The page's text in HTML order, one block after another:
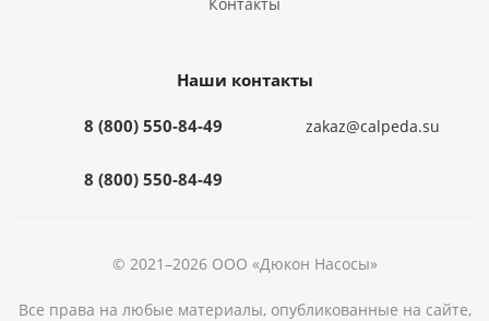
Наши контакты
8 (800) 550-84-49
8 (800) 550-84-49
zakaz@calpeda.su
© 2021–2026 ООО «Дюкон Насосы»
Все права на любые материалы, опубликованные на сайте,